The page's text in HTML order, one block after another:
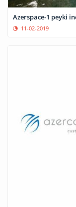
Azerspace-1 peyki
11-02-2019